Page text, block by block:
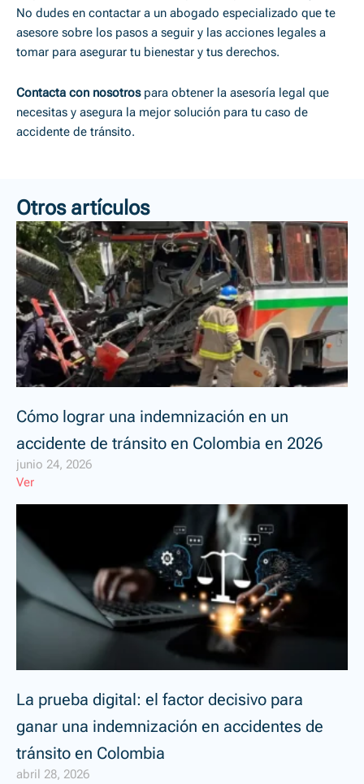
No dudes en contactar a un abogado especializado que te
asesore sobre los pasos a seguir y las acciones legales a
tomar para asegurar tu bienestar y tus derechos.
Contacta con nosotrospara obtener la asesoría legal que
necesitas y asegura la mejor solución para tu caso de
accidente de tránsito.
Otros artículos
Cómo lograr una indemnización en un
accidente de tránsito en Colombia en 2026
junio 24, 2026
Ver
La prueba digital: el factor decisivo para
ganar una indemnización en accidentes de
tránsito en Colombia
abril 28, 2026